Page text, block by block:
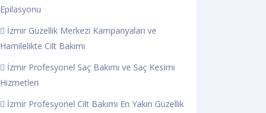
Epilasyonu
İzmir Güzellik Merkezi Kampanyaları ve
Hamilelikte Cilt Bakımı
İzmir Profesyonel Saç Bakımı ve Saç Kesimi
Hizmetleri
İzmir Profesyonel Cilt Bakımı En Yakın Güzellik